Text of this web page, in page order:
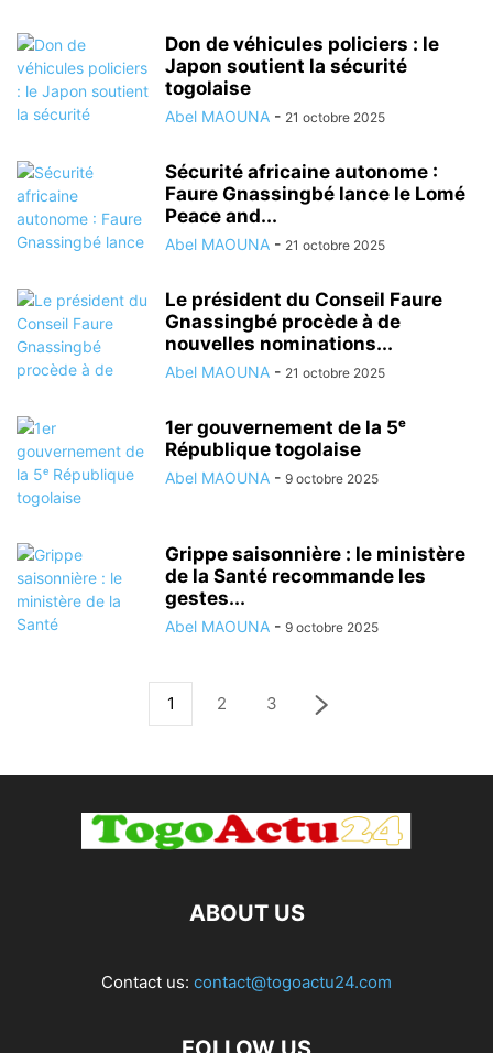
Don de véhicules policiers : le
Japon soutient la sécurité
togolaise
Abel MAOUNA - 21 octobre 2025
Sécurité africaine autonome :
Faure Gnassingbé lance le Lomé
Peace and...
Abel MAOUNA - 21 octobre 2025
Le président du Conseil Faure
Gnassingbé procède à de
nouvelles nominations...
Abel MAOUNA - 21 octobre 2025
1er gouvernement de la 5ᵉ
République togolaise
Abel MAOUNA - 9 octobre 2025
Grippe saisonnière : le ministère
de la Santé recommande les
gestes...
Abel MAOUNA - 9 octobre 2025
1 2 3
ABOUT US
Contact us: contact@togoactu24.com